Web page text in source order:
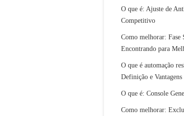
O que é: Ajuste de
Competitivo
Como melhorar: Fase
Encontrando para
O que é automação
Definição e Vantagens
O que é: Console
Como melhorar: